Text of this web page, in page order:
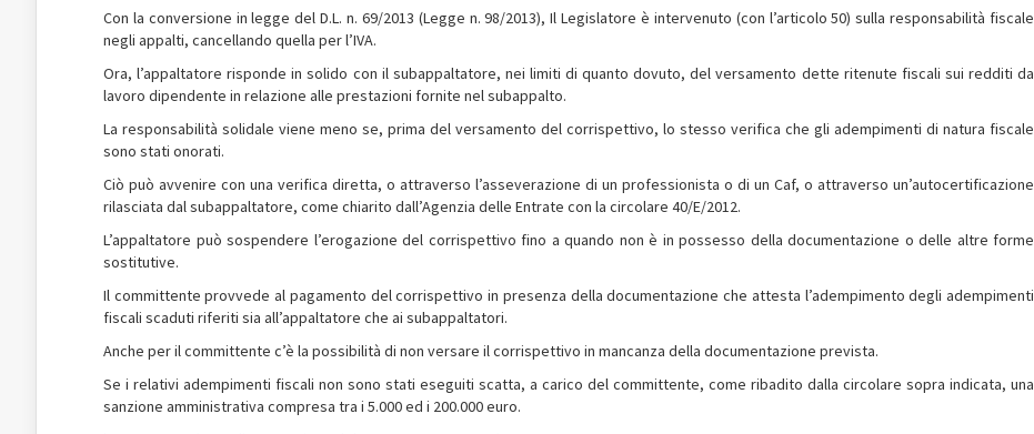
Con la conversione in legge del D.L. n. 69/2013 (Legge n. 98/2013), Il Legislatore è intervenuto (con l’articolo 50) sulla responsabilità fiscale
negli appalti, cancellando quella per l’IVA.
Ora, l’appaltatore risponde in solido con il subappaltatore, nei limiti di quanto dovuto, del versamento dette ritenute fiscali sui redditi da
lavoro dipendente in relazione alle prestazioni fornite nel subappalto.
La responsabilità solidale viene meno se, prima del versamento del corrispettivo, lo stesso verifica che gli adempimenti di natura fiscale
sono stati onorati.
Ciò può avvenire con una verifica diretta, o attraverso l’asseverazione di un professionista o di un Caf, o attraverso un’autocertificazione
rilasciata dal subappaltatore, come chiarito dall’Agenzia delle Entrate con la circolare 40/E/2012.
L’appaltatore può sospendere l’erogazione del corrispettivo fino a quando non è in possesso della documentazione o delle altre forme
sostitutive.
Il committente provvede al pagamento del corrispettivo in presenza della documentazione che attesta l’adempimento degli adempimenti
fiscali scaduti riferiti sia all’appaltatore che ai subappaltatori.
Anche per il committente c’è la possibilità di non versare il corrispettivo in mancanza della documentazione prevista.
Se i relativi adempimenti fiscali non sono stati eseguiti scatta, a carico del committente, come ribadito dalla circolare sopra indicata, una
sanzione amministrativa compresa tra i 5.000 ed i 200.000 euro.